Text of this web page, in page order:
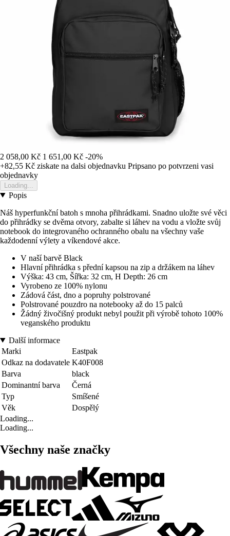
2 058,00 Kč 1 651,00 Kč -20%
+82,55 Kč ziskate na dalsi objednavku Pripsano po potvrzeni vasi
objednavky
Loading...
Popis
Náš hyperfunkční batoh s mnoha přihrádkami. Snadno uložte své věci
do přihrádky se dvěma otvory, zabalte si láhev na vodu a vložte svůj
notebook do integrovaného ochranného obalu na všechny vaše
každodenní výlety a víkendové akce.
V naší barvě Black
Hlavní přihrádka s přední kapsou na zip a držákem na láhev
Výška: 43 cm, Šířka: 32 cm, H Depth: 26 cm
Vyrobeno ze 100% nylonu
Zádová část, dno a popruhy polstrované
Polstrované pouzdro na notebooky až do 15 palců
Žádný živočišný produkt nebyl použit při výrobě tohoto 100%
veganského produktu
Další informace
Marki
Eastpak
Odkaz na dodavatele K40F008
Barva
black
Dominantní barva
Černá
Typ
Smíšené
Věk
Dospělý
Loading...
Loading...
Všechny naše značky